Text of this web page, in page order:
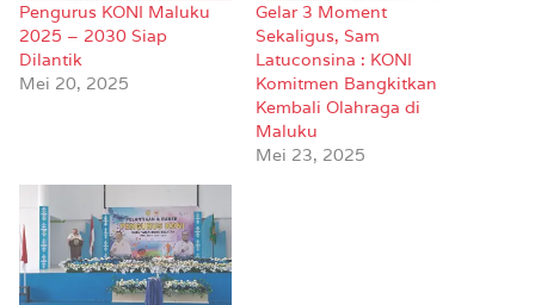
Pengurus KONI Maluku
2025 – 2030 Siap
Dilantik
Mei 20, 2025
Gelar 3 Moment
Sekaligus, Sam
Latuconsina : KONI
Komitmen Bangkitkan
Kembali Olahraga di
Maluku
Mei 23, 2025